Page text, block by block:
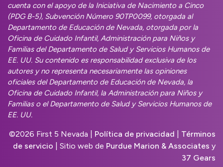
cuenta con el apoyo de la Iniciativa de Nacimiento a Cinco
(PDG B-5), Subvención Número 90TP0099, otorgada al
Departamento de Educación de Nevada, otorgada por la
Oficina de Cuidado Infantil, Administración para Niños y
Familias del Departamento de Salud y Servicios Humanos de
EE. UU. Su contenido es responsabilidad exclusiva de los
autores y no representa necesariamente las opiniones
oficiales del Departamento de Educación de Nevada, la
Oficina de Cuidado Infantil, la Administración para Niños y
Familias o el Departamento de Salud y Servicios Humanos de
EE. UU.
©2026 First 5 Nevada | Política de privacidad
Términos
de servicio | Sitio web de Purdue Marion & Associates y
37 Gears